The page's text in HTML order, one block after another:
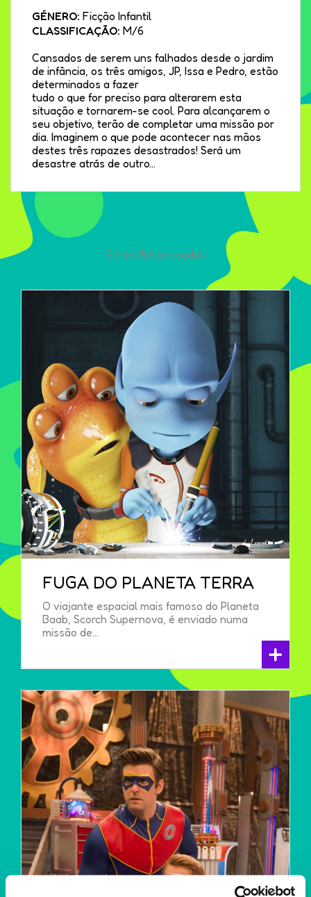
GÉNERO: Ficção Infantil
CLASSIFICAÇÃO: M/6
Cansados de serem uns falhados desde o jardim
de infância, os três amigos, JP, Issa e Pedro, estão
determinados a fazer
tudo o que for preciso para alterarem esta
situação e tornarem-se cool. Para alcançarem o
seu objetivo, terão de completar uma missão por
dia. Imaginem o que pode acontecer nas mãos
destes três rapazes desastrados! Será um
desastre atrás de outro…
Séries Relacionadas
FUGA DO PLANETA TERRA
O viajante espacial mais famoso do Planeta
Baab, Scorch Supernova, é enviado numa
missão de...
+